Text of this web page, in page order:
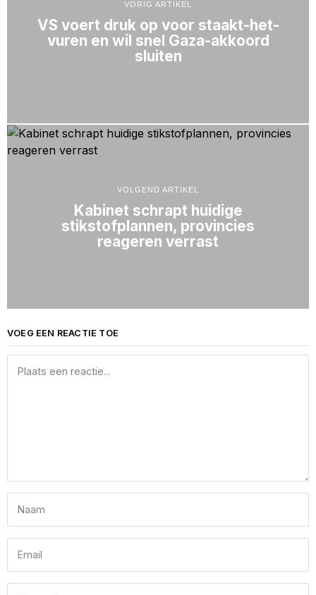
VORIG ARTIKEL
VS voert druk op voor staakt-het-
vuren en wil snel Gaza-akkoord
sluiten
VOLGEND ARTIKEL
Kabinet schrapt huidige
stikstofplannen, provincies
reageren verrast
VOEG EEN REACTIE TOE